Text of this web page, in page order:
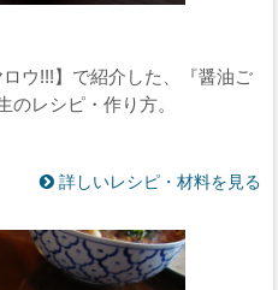
ウ!!!】で紹介した、『醤油ご
のレシピ・作り方。
詳しいレシピ・材料を見る